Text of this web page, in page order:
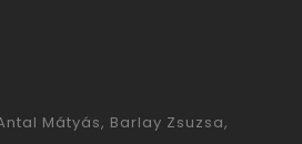
Mátyás Barlay Zsuzsa